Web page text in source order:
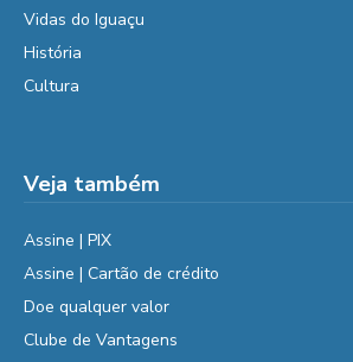
Vidas do Iguaçu
História
Cultura
Veja também
Assine | PIX
Assine | Cartão de crédito
Doe qualquer valor
Clube de Vantagens